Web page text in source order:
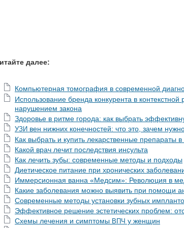
далее:
Компьютерная томография в современной
Использование бренда конкурента в
нарушением закона
Здоровье в ритме города: как выбрать
УЗИ вен нижних конечностей: что это, зачем
Как выбрать и купить лекарственные препараты
Какой врач лечит последствия инсульта
Как лечить зубы: современные методы и подходы
Диетическое питание при хронических
Иммерсионная ванна «Медсим»: Революция в
Какие заболевания можно выявить при помощи
Современные методы установки зубных
Эффективное решение эстетических проблем:
Схемы лечения и симптомы ВПЧ у женщин